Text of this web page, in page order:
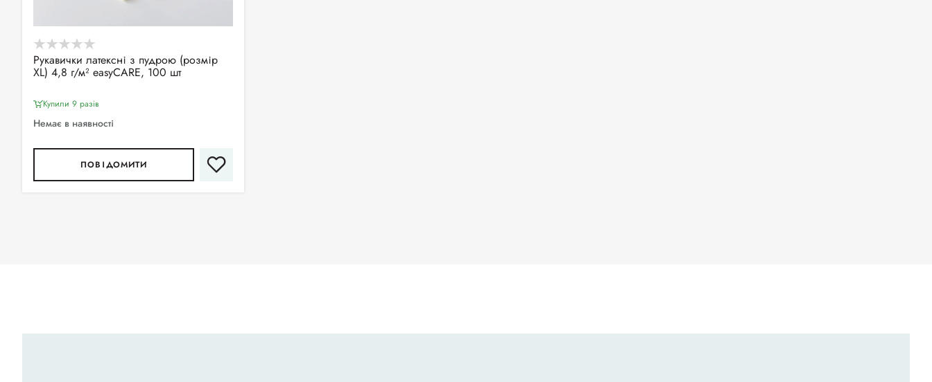
Рукавички латексні з пудрою (розмір
XL) 4,8 г/м² easyCARE, 100 шт
Купили 9 разiв
Немає в наявності
ПОВІДОМИТИ